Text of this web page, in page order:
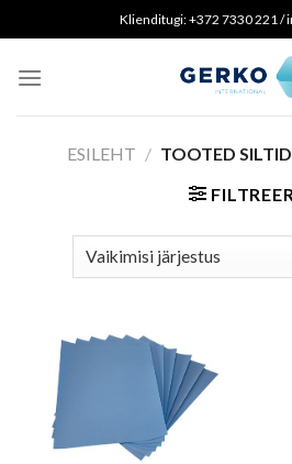
to
content
Klienditugi: +372 7330 221 /
ESILEHT / TOOTED